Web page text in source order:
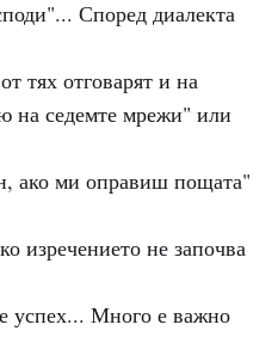
Според диалекта
тях отговарят и на
на седемте мрежи" или
ако ми оправиш пощата"
изречението не започва
успех... Много е важно